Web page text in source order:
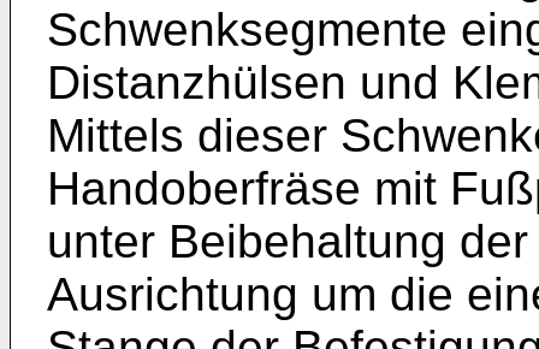
Schwenksegmente
Distanzhülsen und
Mittels dieser
Handoberfräse mit
unter Beibehaltung
Ausrichtung um die